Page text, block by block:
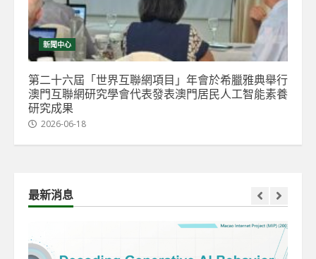
新聞中心
第二十六屆「世界互聯網項目」年會於希臘雅典舉行
澳門互聯網研究學會代表發表澳門居民人工智能素養
研究成果
2026-06-18
最新消息